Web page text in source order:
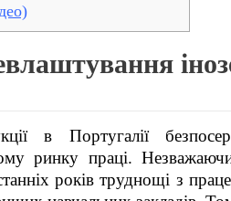
в Португалії
ринку праці.
років труднощі з